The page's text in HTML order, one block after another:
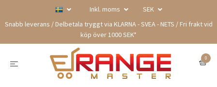
Inkl. moms
SEK
Snabb leverans / Delbetala tryggt via KLARNA - SVEA - NETS / Fri frakt vid
köp över 1000 SEK*
0